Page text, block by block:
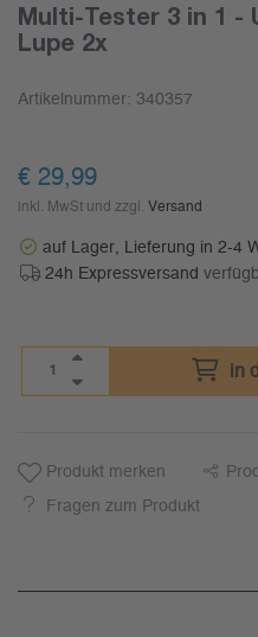
Multi-Tester 3 in 1 -
Lupe 2x
Artikelnummer: 340357
€ 29,99
inkl. MwSt und zzgl. Versand
auf Lager, Lieferung in 2-4
24h Expressversand
in
Produkt merken
Fragen zum Produkt